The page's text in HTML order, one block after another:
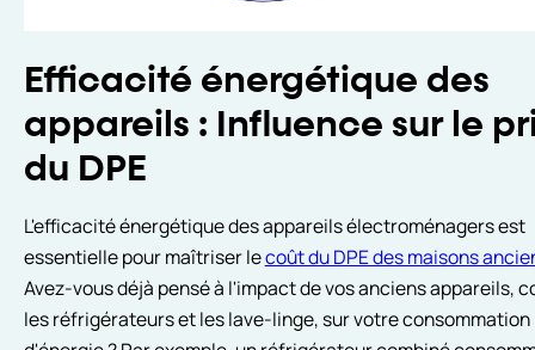
Efficacité énergétique des
appareils : Influence sur le
du DPE
L'efficacité énergétique des appareils électroménagers est
essentielle pour maîtriser lecoût du DPE des maisons
Avez-vous déjà pensé à l'impact de vos anciens appareils,
les réfrigérateurs et les lave-linge, sur votre consommation